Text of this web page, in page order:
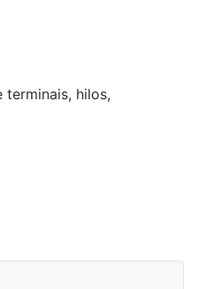
hilos,